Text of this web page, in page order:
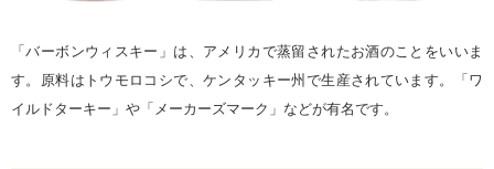
「バーボンウィスキー」は、アメリカで蒸留されたお酒のことをいいま
す。原料はトウモロコシで、ケンタッキー州で生産されています。「ワ
イルドターキー」や「メーカーズマーク」などが有名です。